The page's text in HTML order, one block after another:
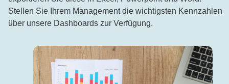
Stellen Sie Ihrem Management die wichtigsten Kennzahlen
über unsere Dashboards zur Verfügung.